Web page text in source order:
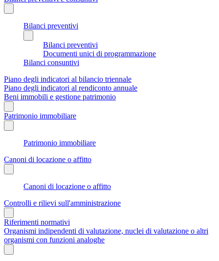
Bilanci preventivi
Bilanci preventivi
Documenti unici di programmazione
Bilanci consuntivi
Piano degli indicatori al bilancio triennale
Piano degli indicatori al rendiconto annuale
Beni immobili e gestione patrimonio
Patrimonio immobiliare
Patrimonio immobiliare
Canoni di locazione o affitto
Canoni di locazione o affitto
Controlli e rilievi sull'amministrazione
Riferimenti normativi
Organismi indipendenti di valutazione, nuclei di valutazione o altri
organismi con funzioni analoghe